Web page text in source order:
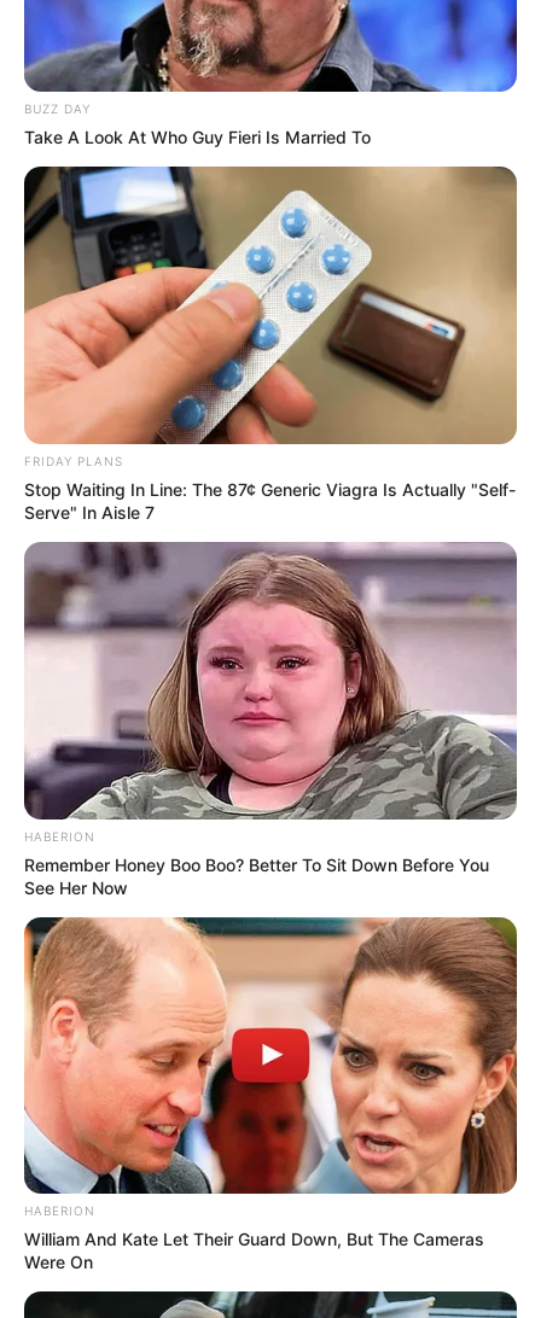
BUZZ DAY
Take A Look At Who Guy Fieri Is Married To
FRIDAY PLANS
Stop Waiting In Line: The 87¢ Generic Viagra Is Actually "Self-
Serve" In Aisle 7
HABERION
Remember Honey Boo Boo? Better To Sit Down Before You
See Her Now
HABERION
William And Kate Let Their Guard Down, But The Cameras
Were On